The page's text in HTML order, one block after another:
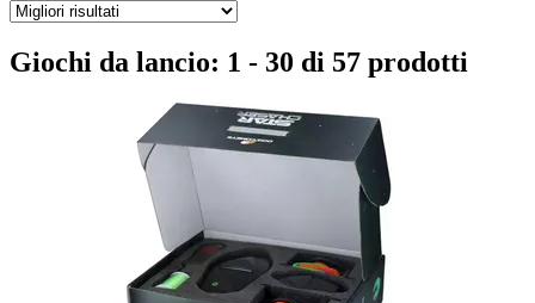
Giochi da lancio: 1 - 30 di 57 prodotti